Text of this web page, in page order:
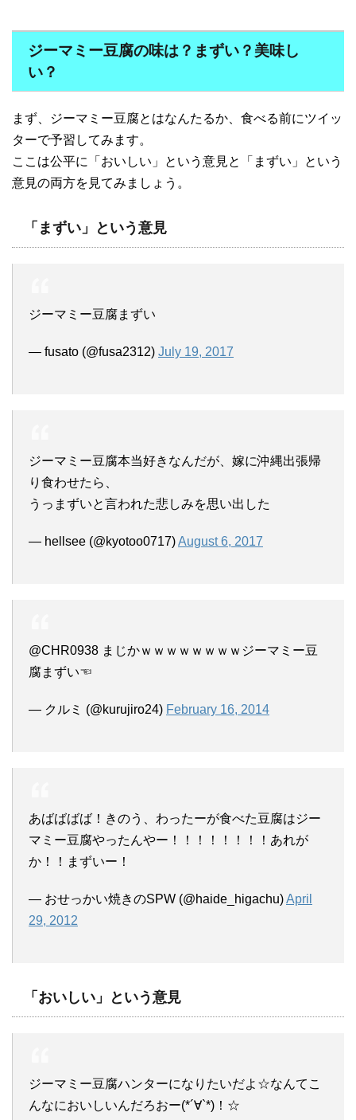
ジーマミー豆腐の味は？まずい？美味し
い？
まず、ジーマミー豆腐とはなんたるか、食べる前にツイッ
ターで予習してみます。
ここは公平に「おいしい」という意見と「まずい」という
意見の両方を見てみましょう。
「まずい」という意見
ジーマミー豆腐まずい
— fusato (@fusa2312) July 19, 2017
ジーマミー豆腐本当好きなんだが、嫁に沖縄出張帰
り食わせたら、
うっまずいと言われた悲しみを思い出した
— hellsee (@kyotoo0717)August 6, 2017
@CHR0938 まじかｗｗｗｗｗｗｗｗジーマミー豆
腐まずい☜
— クルミ (@kurujiro24) February 16, 2014
あばばばば！きのう、わったーが食べた豆腐はジー
マミー豆腐やったんやー！！！！！！！！あれが
か！！まずいー！
— おせっかい焼きのSPW (@haide_higachu)April
29, 2012
「おいしい」という意見
ジーマミー豆腐ハンターになりたいだよ☆なんてこ
んなにおいしいんだろおー(*´∀`*)！☆